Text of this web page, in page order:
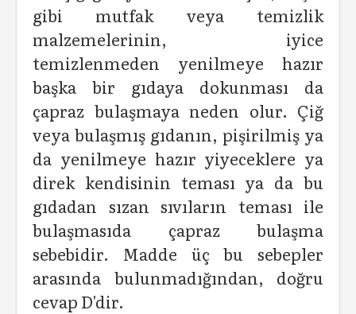
gibi mutfak veya temizlik
malzemelerinin, iyice
temizlenmeden yenilmeye hazır
başka bir gıdaya dokunması da
çapraz bulaşmaya neden olur. Çiğ
veya bulaşmış gıdanın, pişirilmiş ya
da yenilmeye hazır yiyeceklere ya
direk kendisinin teması ya da bu
gıdadan sızan sıvıların teması ile
bulaşmasıda çapraz bulaşma
sebebidir. Madde üç bu sebepler
arasında bulunmadığından, doğru
cevap D'dir.